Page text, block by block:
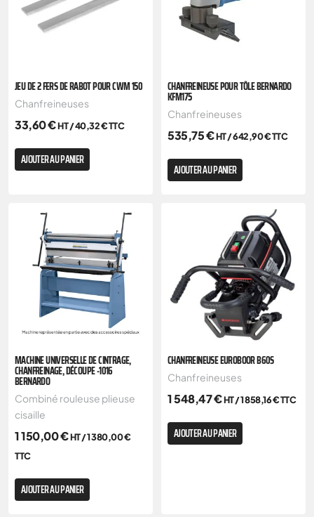
JEU DE 2 FERS DE RABOT POUR CWM 150
Chanfreineuses
33,60€HT /40,32€TTC
AJOUTER AU PANIER
CHANFREINEUSE POUR TÔLE BERNARDO
KFM175
Chanfreineuses
535,75€HT /642,90€TTC
AJOUTER AU PANIER
MACHINE UNIVERSELLE DE CINTRAGE,
CHANFREINAGE, DÉCOUPE -1016
BERNARDO
Combiné rouleuse plieuse
cisaille
1 150,00€HT /1 380,00€
TTC
AJOUTER AU PANIER
CHANFREINEUSE EUROBOOR B60S
Chanfreineuses
1 548,47€HT /1 858,16€TTC
AJOUTER AU PANIER